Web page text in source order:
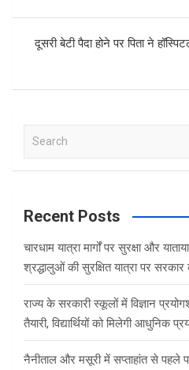
दूसरी बेटी पैदा होने पर पिता ने
a
c
Recent Posts
चारधाम यात्रा मार्गों पर सुरक्षा और
श्रद्धालुओं की सुरक्षित यात्रा पर
राज्य के सरकारी स्कूलों में विज्ञान
तैयारी, विद्यार्थियों को मिलेगी आधुनिक
नैनीताल और मसूरी में सप्ताहांत से पहले